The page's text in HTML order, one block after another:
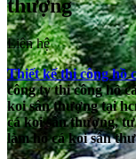
thượng
Liên hệ
Thiết kế thi công hồ
công ty thi công hồ
koi sân thượng tại
cá koi sân thượng,
làm hồ cá koi sân